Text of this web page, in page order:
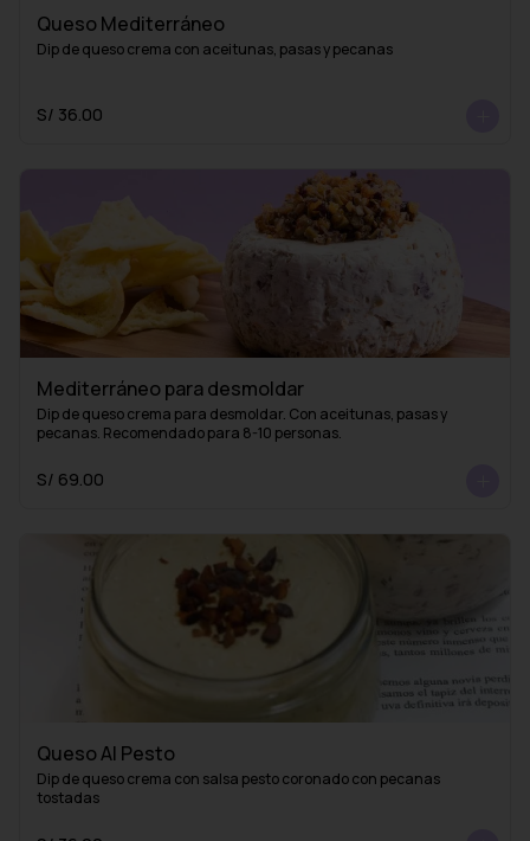
Queso Mediterráneo
Dip de queso crema con aceitunas, pasas y pecanas
S/ 36.00
Mediterráneo para desmoldar
Dip de queso crema para desmoldar. Con aceitunas, pasas y
pecanas. Recomendado para 8-10 personas.
S/ 69.00
Queso Al Pesto
Dip de queso crema con salsa pesto coronado con pecanas
tostadas